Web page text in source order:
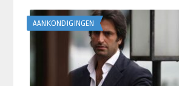
AANKONDIGINGEN